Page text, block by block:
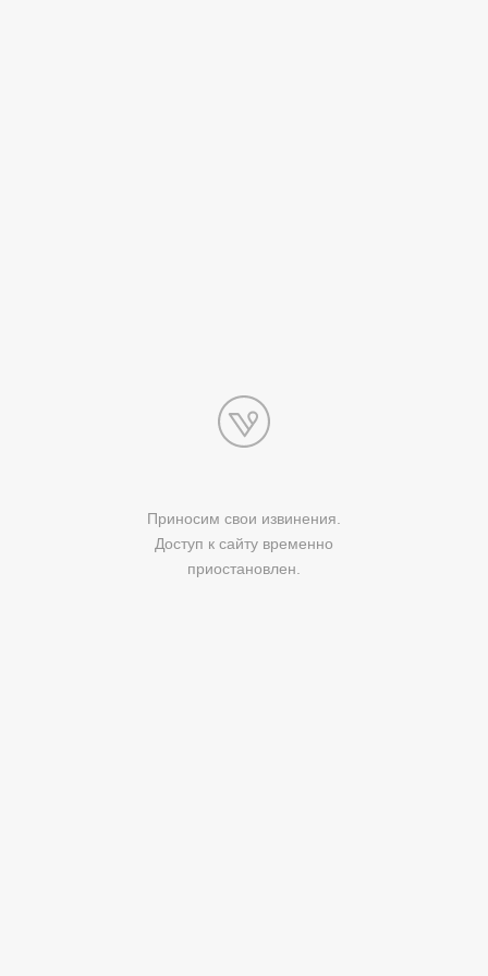
Приносим свои извинения.
Доступ к сайту временно
приостановлен.